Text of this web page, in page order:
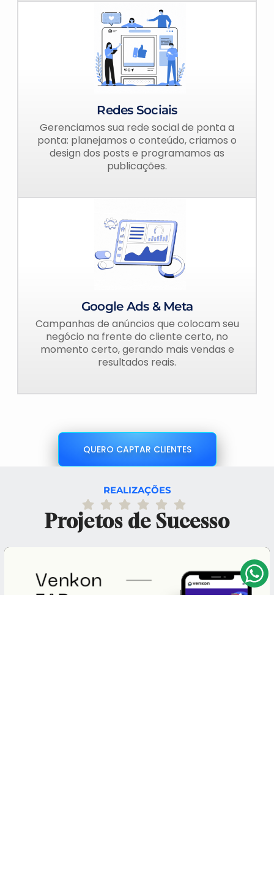
Redes Sociais
Gerenciamos sua rede social de ponta a
ponta: planejamos o conteúdo, criamos o
design dos posts e programamos as
publicações.
Google Ads & Meta
Campanhas de anúncios que colocam seu
negócio na frente do cliente certo, no
momento certo, gerando mais vendas e
resultados reais.
QUERO CAPTAR CLIENTES
REALIZAÇÕES
Projetos de Sucesso